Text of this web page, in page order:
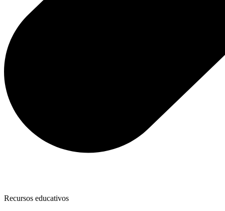
Recursos educativos